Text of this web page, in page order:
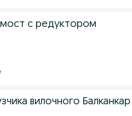
мост с редуктором
вилочного Балканкар